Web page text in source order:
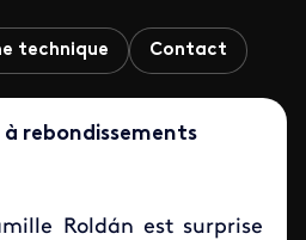
technique Contact
rebondissements
Roldán est surprise